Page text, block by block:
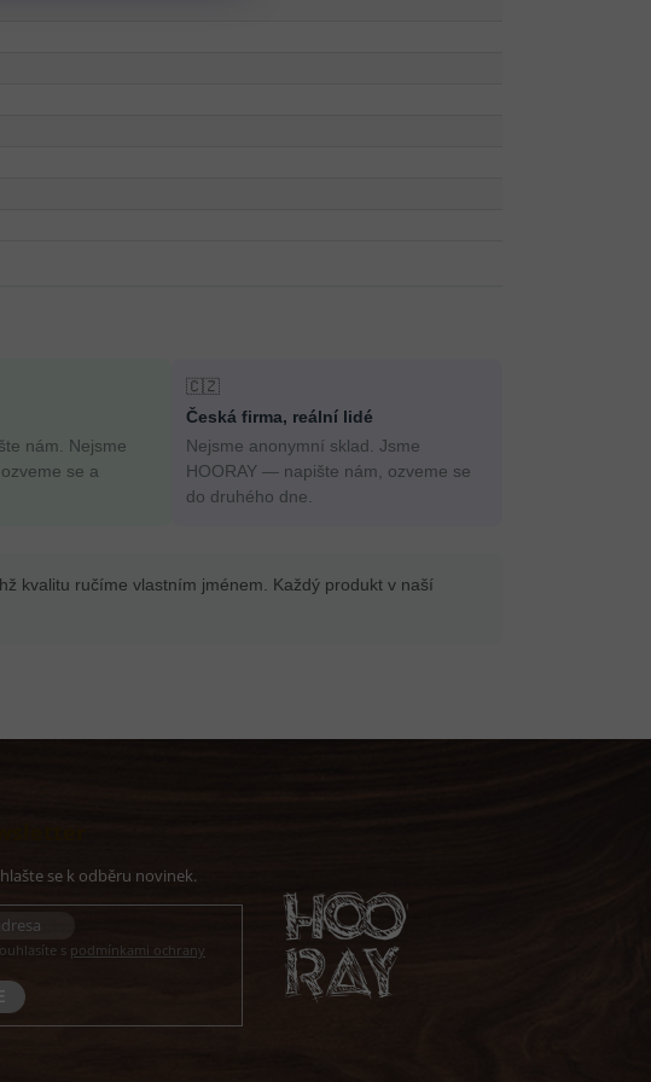
nám. Nejsme
se a
🇨🇿
Česká firma, reální lidé
Nejsme anonymní sklad. Jsme
HOORAY — napište nám, ozveme se
do druhého dne.
kvalitu ručíme vlastním jménem. Každý produkt v naší
s podmínkami ochrany
PŘIHLÁSIT
SE